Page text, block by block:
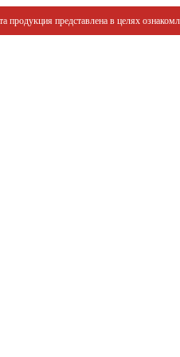
представлена в целях